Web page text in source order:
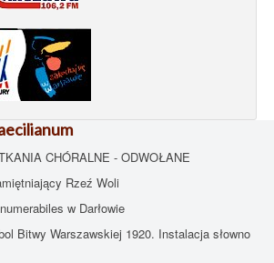
CHÓRALNE - ODWOŁANE
Rzeź Woli
w Darłowie
Bitwy Warszawskiej 1920. Instalacja słowno